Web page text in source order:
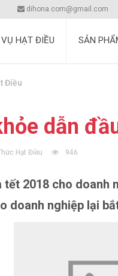
dihona.com@gmail.com
HẠT ĐIỀU SẢN
Điều
dẫn
Hạt Điều 946
tết 2018 cho doanh
doanh nghiệp lại